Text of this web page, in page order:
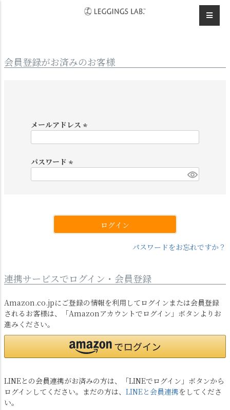
会員登録がお済みのお客様
メールアドレス
)
パスワード
ログイン
パスワードをお忘れですか？
連携サービスでログイン・会員登録
Amazon.co.jpにご登録の情報を利用してログインまたは会員登録
されるお客様は、「Amazonアカウントでログイン」ボタンよりお
進みください。
LINEとの会員連携がお済みの方は、「LINEでログイン」ボタンから
ログインしてください。まだの方は、 LINEと会員連携をしてくださ
い。